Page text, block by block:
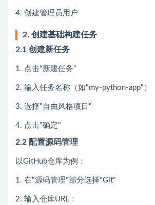
4. 创建管理员用户
2. 创建基础构建任务
2.1 创建新任务
1. 点击"新建任务"
2. 输入任务名称（如"my-python-app"）
3. 选择"自由风格项目"
4. 点击"确定"
2.2 配置源码管理
以GitHub仓库为例：
1. 在"源码管理"部分选择"Git"
2. 输入仓库URL：